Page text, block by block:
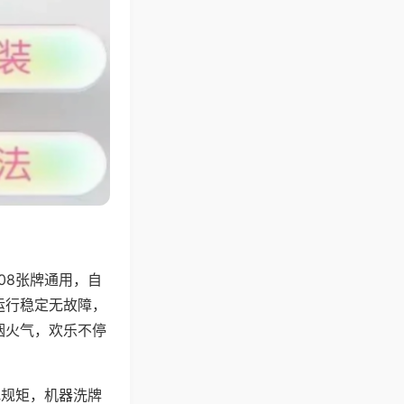
张牌通用，自
稳定无故障，
火气，欢乐不停
矩，机器洗牌